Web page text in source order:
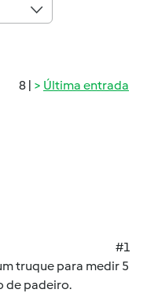
8 | Última entrada
#1
truque para medir 5
de padeiro.